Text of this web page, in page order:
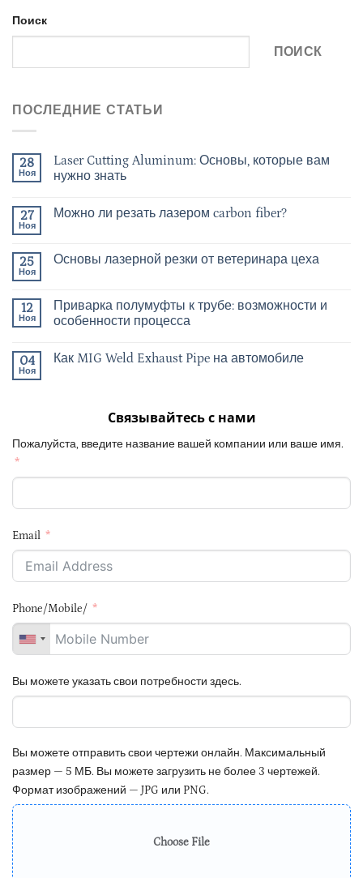
Поиск
ПОИСК
ПОСЛЕДНИЕ СТАТЬИ
28
Ноя
Laser Cutting Aluminum: Основы, которые вам
нужно знать
27
Ноя
Можно ли резать лазером carbon fiber?
25
Ноя
Основы лазерной резки от ветеринара цеха
12
Ноя
Приварка полумуфты к трубе: возможности и
особенности процесса
04
Ноя
Как MIG Weld Exhaust Pipe на автомобиле
Связывайтесь с нами
Пожалуйста, введите название вашей компании или ваше имя.
Email
Phone/Mobile/
Вы можете указать свои потребности здесь.
Вы можете отправить свои чертежи онлайн. Максимальный
размер — 5 МБ. Вы можете загрузить не более 3 чертежей.
Формат изображений — JPG или PNG.
Choose File